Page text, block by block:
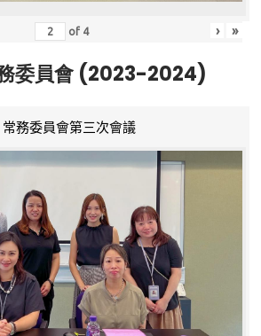
of 4 › »
委員會 (2023-2024)
常務委員會第三次會議